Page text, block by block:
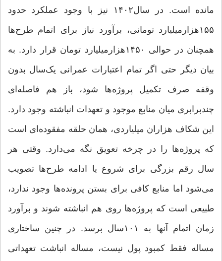
مانده است. در سال۱۴۰۲ نیز با وجود عملکرد حدود
۱۵۵‌هزار‌میلیارد تومانی، برآورد نیاز برای اتمام طرح‌ها
همچنان در حوالی ۱۴۵۰‌هزار‌میلیارد تومان قرار دارد. به
بیان دیگر حتی اگر تمام اعتبارات عمرانی یک‌سال بدون
وقفه صرف تکمیل پروژه‌ها شود، باز هم فاصله‌ای
چندبرابری میان منابع موجود و تعهدات انباشته وجود دارد.
این شکاف ‌هزاران میلیاردی، همان حلقه مفقوده‌ای است
که پروژه‌ها را در چرخه تعویق نگه می‌دارد. وقتی هر
سال رقم بزرگی برای شروع یا ادامه طرح‌ها تصویب
می‌شود اما منابع کافی برای بستن پرونده‌ها وجود ندارد،
طبیعی است که پروژه‌ها روی هم انباشته شوند و برآورد
زمان اتمام آنها به ۱۰۱سال برسد. در چنین ساختاری
مساله فقط کمبود پول نیست، مساله انباشت تعهداتی